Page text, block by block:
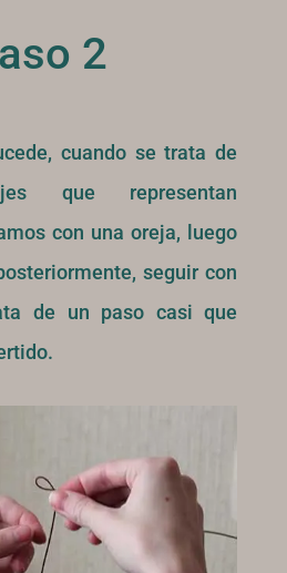
2
cuando se trata de
que representan
con una oreja, luego
seguir con
de un paso casi que